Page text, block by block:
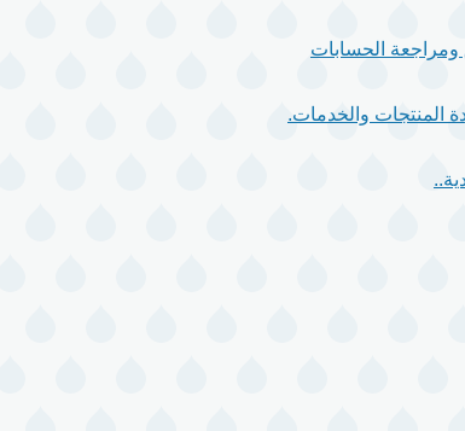
ومراجعة الحسابات